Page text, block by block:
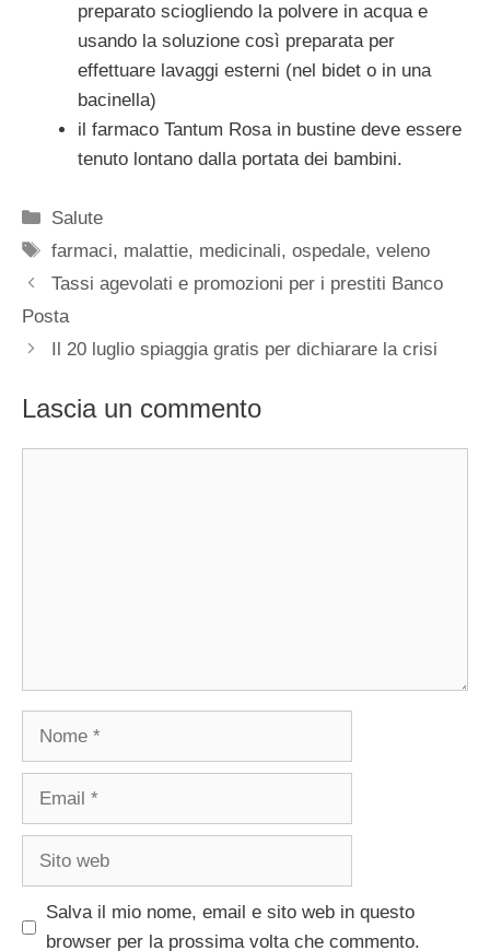
preparato sciogliendo la polvere in acqua e
usando la soluzione così preparata per
effettuare lavaggi esterni (nel bidet o in una
bacinella)
il farmaco Tantum Rosa in bustine deve essere
tenuto lontano dalla portata dei bambini.
Categorie
Salute
Tag
farmaci, malattie, medicinali,ospedale,veleno
Tassi agevolati e promozioni per i prestiti Banco
Posta
Il 20 luglio spiaggia gratis per dichiarare la crisi
Lascia un commento
Nome
Email
Sito
Salva il mio nome, email e sito web in questo
browser per la prossima volta che commento.